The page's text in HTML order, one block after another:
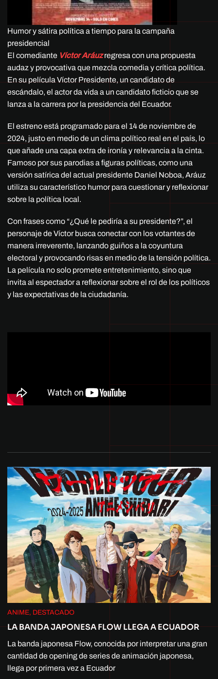
Humor y sátira política a tiempo para la campaña
presidencial
El comediante Víctor Aráuzregresa con una propuesta
audaz y provocativa que mezcla comedia y crítica política.
En su película Víctor Presidente, un candidato de
escándalo, el actor da vida a un candidato ficticio que se
lanza a la carrera por la presidencia del Ecuador.
El estreno está programado para el 14 de noviembre de
2024, justo en medio de un clima político real en el país, lo
que añade una capa extra de ironía y relevancia a la cinta.
Famoso por sus parodias a figuras políticas, como una
versión satírica del actual presidente Daniel Noboa, Aráuz
utiliza su característico humor para cuestionar y reflexionar
sobre la política local.
Con frases como “¿Qué le pediría a su presidente?”, el
personaje de Víctor busca conectar con los votantes de
manera irreverente, lanzando guiños a la coyuntura
electoral y provocando risas en medio de la tensión política.
La película no solo promete entretenimiento, sino que
invita al espectador a reflexionar sobre el rol de los políticos
y las expectativas de la ciudadanía.
ANIME, DESTACADO
LA BANDA JAPONESA FLOW LLEGA A ECUADOR
La banda japonesa Flow, conocida por interpretar una gran
cantidad de opening de series de animación japonesa,
llega por primera vez a Ecuador